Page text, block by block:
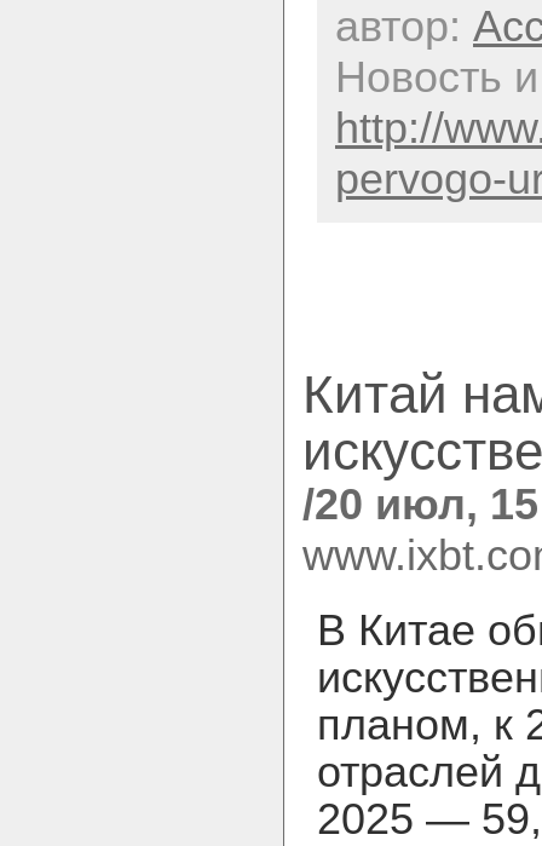
автор:
Новость
http://
pervogo-
Китай
/20 июл,
В Китае
планом, к
отраслей
2025 —